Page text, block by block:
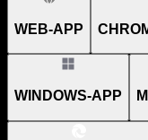
WEB-APP
WINDOWS-APP